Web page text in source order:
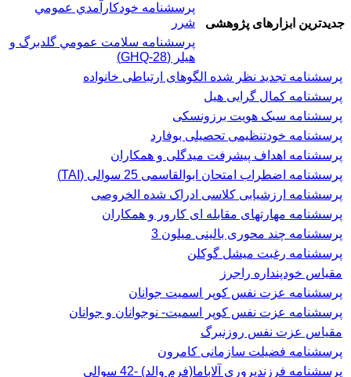
جدیدترین ابزارهای پژوهشی
پرسشنامه خودكارآمدي عمومي
شرر
پرسشنامه سلامت عمومي گلدبرگ و
هیلر (GHQ-28)
پرسشنامه تجدید نظر شده الگوهای ارتباطی خانواده
پرسشنامه کمال گرایی هیل
پرسشنامه سبک هویت برزونسکی
پرسشنامه خودتنظیمی تحصیلی بوفارد
پرسشنامه اهداف پیشرفت میدگلی و همکاران
پرسشنامه اضطراب امتحان ابوالقاسمی 25 سوالی (TAI)
پرسشنامه ارزشیابی کلاسی ادراک شده الخروصی
پرسشنامه مهارتهای مقابله ای کارور و همکاران
پرسشنامه چند محوری بالینی میلون 3
پرسشنامه رغبت ميشل گوكلن
مقیاس خودپنداره راجرز
پرسشنامه عزت نفس كوپر اسميت جوانان
پرسشنامه عزت نفس کوپر اسمیت- نوجوانان و جوانان
مقیاس عزت نفس روزنبرگ
پرسشنامه فضیلت سازمانی کامرون
پرسشنامه فرزندپروری آلاباما(فرم والد) -42 سوالی